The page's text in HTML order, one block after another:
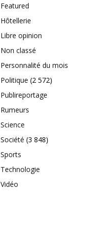
Featured
Hôtellerie
Libre opinion
Non classé
Personnalité du mois
Politique (2 572)
Publireportage
Rumeurs
Science
Société (3 848)
Sports
Technologie
Vidéo